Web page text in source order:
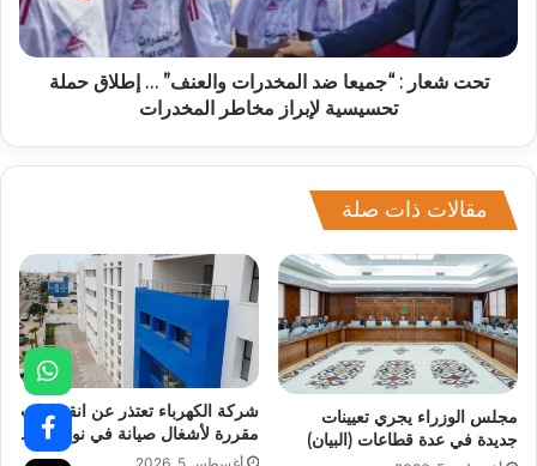
تحت شعار : “جميعا ضد المخدرات والعنف” … إطلاق حملة
تحسيسية لإبراز مخاطر المخدرات
مقالات ذات صلة
مجلس الوزراء يجري تعيينات
جديدة في عدة قطاعات (البيان)
شركة الكهرباء تعتذر عن انقطاعات
مقررة لأشغال صيانة في نواكشوط